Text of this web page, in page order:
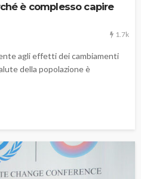
è complesso capire
1.7k
agli effetti dei cambiamenti
della popolazione è